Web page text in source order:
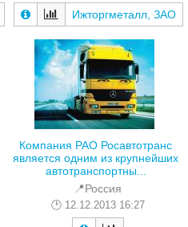
Ижторгметалл, ЗАО
Компания РАО Росавтотранс
является одним из крупнейших
автотранспортны...
📍Россия
12.12.2013 16:27